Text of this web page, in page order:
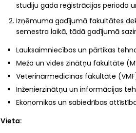
studiju gada reģistrācijas perioda
Izņēmuma gadījumā fakultātes
semestra laikā, tādā gadījumā
Lauksaimniecības un pārtikas
Meža un vides zinātņu fakultāte
Veterinārmedicīnas fakultāte
Inženierzinātņu un informācijas
Ekonomikas un sabiedrības
Vieta: